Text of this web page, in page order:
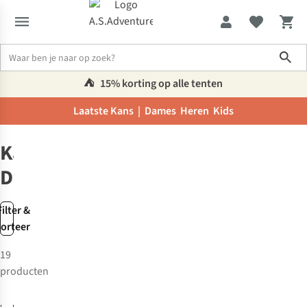
⛺️ 15% korting op alle tenten
Laatste Kans | Dames Heren Kids
&
Kappy
Design
19
producten